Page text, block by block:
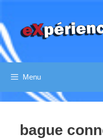
contenu
Menu
bague